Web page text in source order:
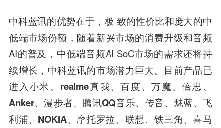
中科蓝讯的优势在于，极 致的性价比和庞大的中
低端市场份额，随着新兴市场的消费升级和音频
AI的普及，中低端音频AI SoC市场的需求还将持
续增长， 中科蓝讯的市场潜力巨大。目前产品已
进入小米、realme真我、百度、万魔、倍思、
Anker、漫步者、腾讯QQ音乐、传音、魅蓝、飞
利浦、NOKIA、摩托罗拉、联想、铁三角、喜马